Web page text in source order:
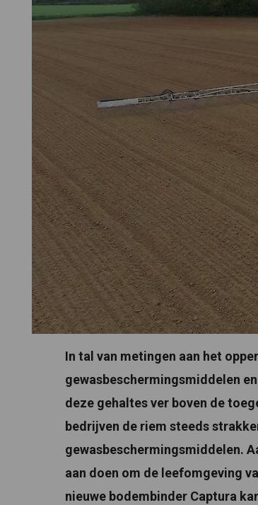
In tal van metingen aan het
gewasbeschermingsmiddelen
deze gehaltes ver boven de
bedrijven de riem steeds
gewasbeschermingsmiddelen.
aan doen om de leefomgeving
nieuwe bodembinder Captura